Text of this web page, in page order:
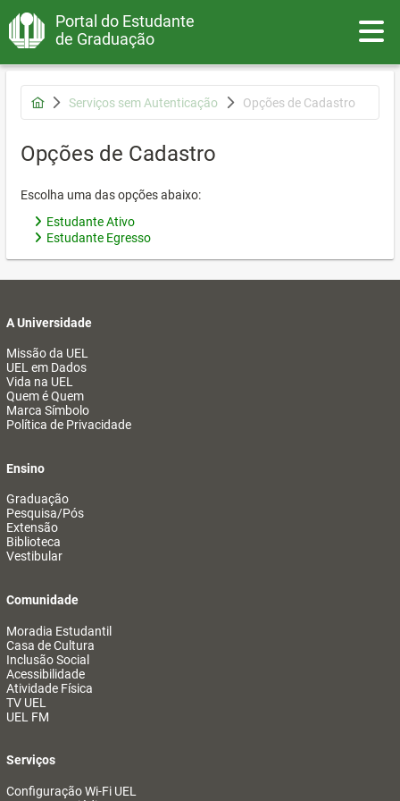
Portal do Estudante
de Graduação
Serviços sem Autenticação Opções de Cadastro
Opções de Cadastro
Escolha uma das opções abaixo:
Estudante Ativo
Estudante Egresso
A Universidade
Missão da UEL
UEL em Dados
Vida na UEL
Quem é Quem
Marca Símbolo
Política de Privacidade
Ensino
Graduação
Pesquisa/Pós
Extensão
Biblioteca
Vestibular
Comunidade
Moradia Estudantil
Casa de Cultura
Inclusão Social
Acessibilidade
Atividade Física
TV UEL
UEL FM
Serviços
Configuração Wi-Fi UEL